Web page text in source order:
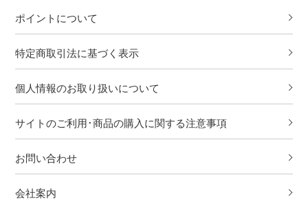
ポイントについて
特定商取引法に基づく表示
個人情報のお取り扱いについて
サイトのご利用･商品の購入に関する注意事項
お問い合わせ
会社案内